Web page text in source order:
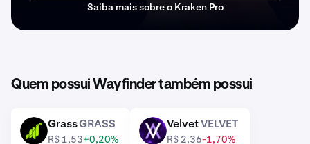
Saiba mais sobre o Kraken Pro
Quem possui Wayfinder também possui
GRASS GrassGRASS
R$ 1,53+0,20%
VELVET VelvetVELVET
R$ 2,36-1,70%